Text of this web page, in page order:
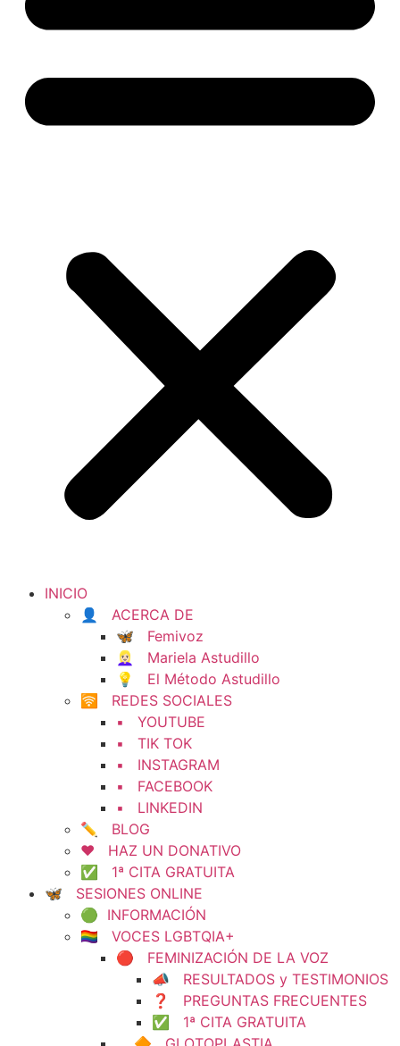
INICIO
👤 ACERCA DE
🦋 Femivoz
👱🏻‍♀️ Mariela Astudillo
💡 El Método Astudillo
🛜 REDES SOCIALES
▪️ YOUTUBE
▪️ TIK TOK
▪️ INSTAGRAM
▪️ FACEBOOK
▪️ LINKEDIN
✏️ BLOG
❤️ HAZ UN DONATIVO
✅ 1ª CITA GRATUITA
🦋 SESIONES ONLINE
🟢 INFORMACIÓN
🏳️‍🌈 VOCES LGBTQIA+
🔴 FEMINIZACIÓN DE LA VOZ
📣 RESULTADOS y TESTIMONIOS
❓ PREGUNTAS FRECUENTES
✅ 1ª CITA GRATUITA